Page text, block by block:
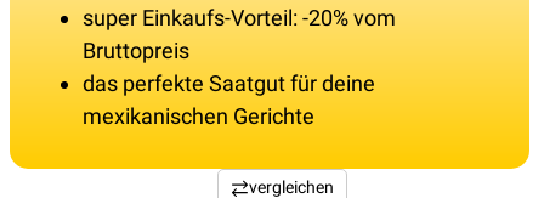
super Einkaufs-Vorteil: -20% vom
Bruttopreis
das perfekte Saatgut für deine
mexikanischen Gerichte
vergleichen